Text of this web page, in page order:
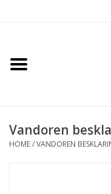
Home
Reparaties en
Vandoren
HOME/VANDOREN